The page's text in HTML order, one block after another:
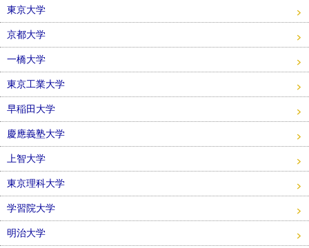
東京大学
京都大学
一橋大学
東京工業大学
早稲田大学
慶應義塾大学
上智大学
東京理科大学
学習院大学
明治大学